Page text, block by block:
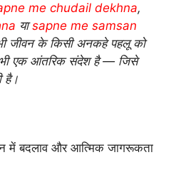
me chudail dekhna,
याsapne me samsan
जीवन के किसी अनकहे पहलू को
भी एक आंतरिक संदेश है — जिसे
है।
में बदलाव और आत्मिक जागरूकता